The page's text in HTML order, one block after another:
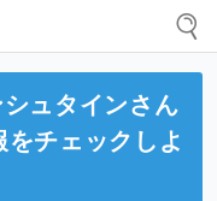
ュタインさん
チェックしよ